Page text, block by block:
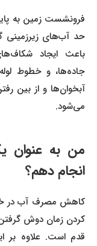
فرونشست زمین به
حد آب‌های زیرزمینی
باعث ایجاد
جاده‌ها، و خطوط
آبخوان‌ها و از بین
می‌شود.
من به عنوان
انجام دهم؟
کاهش مصرف آب در
کردن زمان دوش
قدم است. علاوه بر